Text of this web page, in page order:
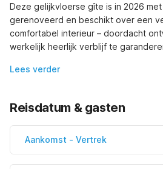
Deze gelijkvloerse gîte is in 2026
gerenoveerd en beschikt over een
comfortabel interieur – doordacht
werkelijk heerlijk verblijf te
Lees verder
Reisdatum & gasten
Aankomst - Vertrek